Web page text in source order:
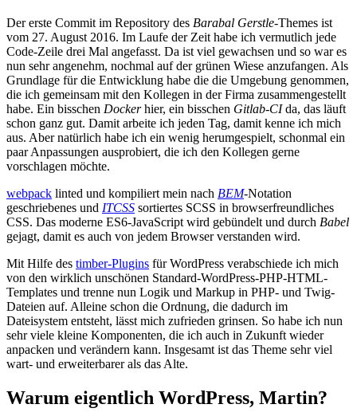
Der erste Commit im Repository des Barabal Gerstle-Themes ist
vom 27. August 2016. Im Laufe der Zeit habe ich vermutlich jede
Code-Zeile drei Mal angefasst. Da ist viel gewachsen und so war es
nun sehr angenehm, nochmal auf der grünen Wiese anzufangen. Als
Grundlage für die Entwicklung habe die die Umgebung genommen,
die ich gemeinsam mit den Kollegen in der Firma zusammengestellt
habe. Ein bisschen Dockerhier, ein bisschen Gitlab-CIda, das läuft
schon ganz gut. Damit arbeite ich jeden Tag, damit kenne ich mich
aus. Aber natürlich habe ich ein wenig herumgespielt, schonmal ein
paar Anpassungen ausprobiert, die ich den Kollegen gerne
vorschlagen möchte.
webpack linted und kompiliert mein nach BEM-Notation
geschriebenes und ITCSS sortiertes SCSS in browserfreundliches
CSS. Das moderne ES6-JavaScript wird gebündelt und durch Babel
gejagt, damit es auch von jedem Browser verstanden wird.
Mit Hilfe des timber-Plugins für WordPress verabschiede ich mich
von den wirklich unschönen Standard-WordPress-PHP-HTML-
Templates und trenne nun Logik und Markup in PHP- und Twig-
Dateien auf. Alleine schon die Ordnung, die dadurch im
Dateisystem entsteht, lässt mich zufrieden grinsen. So habe ich nun
sehr viele kleine Komponenten, die ich auch in Zukunft wieder
anpacken und verändern kann. Insgesamt ist das Theme sehr viel
wart- und erweiterbarer als das Alte.
Warum eigentlich WordPress, Martin?